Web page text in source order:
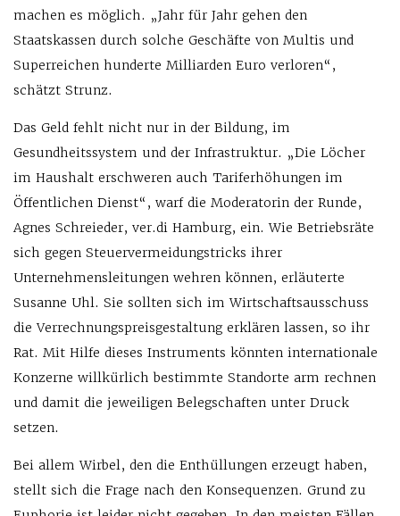
machen es möglich. „Jahr für Jahr gehen den
Staatskassen durch solche Geschäfte von Multis und
Superreichen hunderte Milliarden Euro verloren“,
schätzt Strunz.
Das Geld fehlt nicht nur in der Bildung, im
Gesundheitssystem und der Infrastruktur. „Die Löcher
im Haushalt erschweren auch Tariferhöhungen im
Öffentlichen Dienst“, warf die Moderatorin der Runde,
Agnes Schreieder, ver.di Hamburg, ein. Wie Betriebsräte
sich gegen Steuervermeidungstricks ihrer
Unternehmensleitungen wehren können, erläuterte
Susanne Uhl. Sie sollten sich im Wirtschaftsausschuss
die Verrechnungspreisgestaltung erklären lassen, so ihr
Rat. Mit Hilfe dieses Instruments könnten internationale
Konzerne willkürlich bestimmte Standorte arm rechnen
und damit die jeweiligen Belegschaften unter Druck
setzen.
Bei allem Wirbel, den die Enthüllungen erzeugt haben,
stellt sich die Frage nach den Konsequenzen. Grund zu